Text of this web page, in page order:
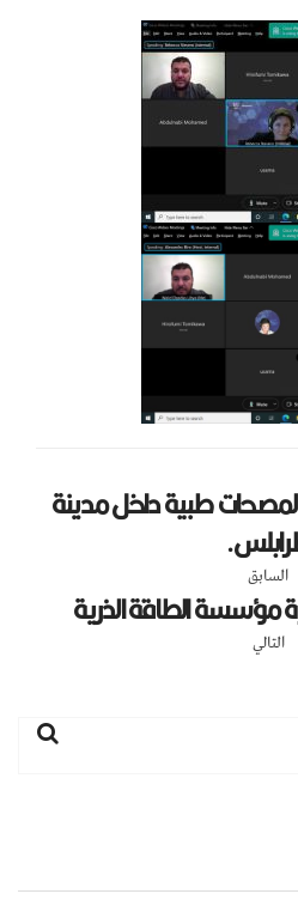
طبية داخل مدينة
السابق
مؤسسة الطاقة الذرية
التالي